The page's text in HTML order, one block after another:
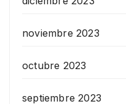
noviembre 2023
octubre 2023
septiembre 2023